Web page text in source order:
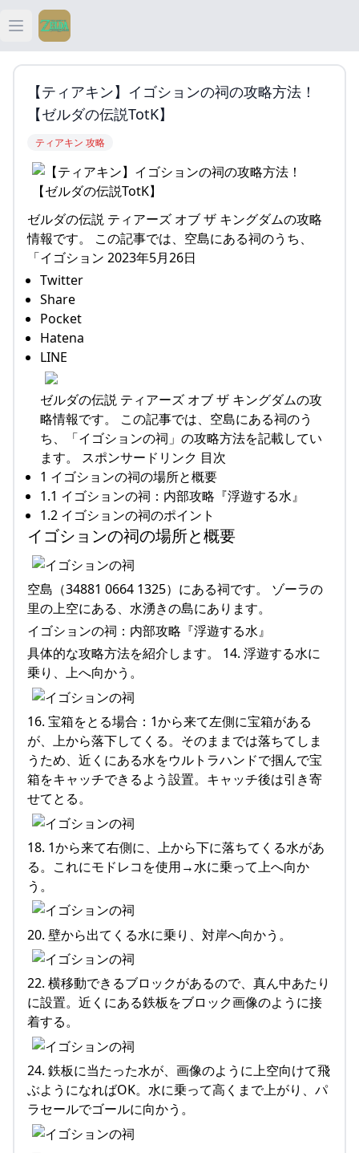
Open main menu
ティアキン
ティアキン 祠
ティアキン 攻略
【ティアキン】イゴションの祠の攻略方法！
【ゼルダの伝説TotK】
ティアキン 攻略
ゼルダの伝説 ティアーズ オブ ザ キングダムの攻略
情報です。 この記事では、空島にある祠のうち、
「イゴション 2023年5月26日
Twitter
Share
Pocket
Hatena
LINE
ゼルダの伝説 ティアーズ オブ ザ キングダムの攻
略情報です。 この記事では、空島にある祠のう
ち、「イゴションの祠」の攻略方法を記載してい
ます。 スポンサードリンク 目次
1 イゴションの祠の場所と概要
1.1 イゴションの祠：内部攻略『浮遊する水』
1.2 イゴションの祠のポイント
イゴションの祠の場所と概要
空島（34881 0664 1325）にある祠です。 ゾーラの
里の上空にある、水湧きの島にあります。
イゴションの祠：内部攻略『浮遊する水』
具体的な攻略方法を紹介します。 14. 浮遊する水に
乗り、上へ向かう。
16. 宝箱をとる場合：1から来て左側に宝箱がある
が、上から落下してくる。そのままでは落ちてしま
うため、近くにある水をウルトラハンドで掴んで宝
箱をキャッチできるよう設置。キャッチ後は引き寄
せてとる。
18. 1から来て右側に、上から下に落ちてくる水があ
る。これにモドレコを使用→水に乗って上へ向か
う。
20. 壁から出てくる水に乗り、対岸へ向かう。
22. 横移動できるブロックがあるので、真ん中あたり
に設置。近くにある鉄板をブロック画像のように接
着する。
24. 鉄板に当たった水が、画像のように上空向けて飛
ぶようになればOK。水に乗って高くまで上がり、パ
ラセールでゴールに向かう。